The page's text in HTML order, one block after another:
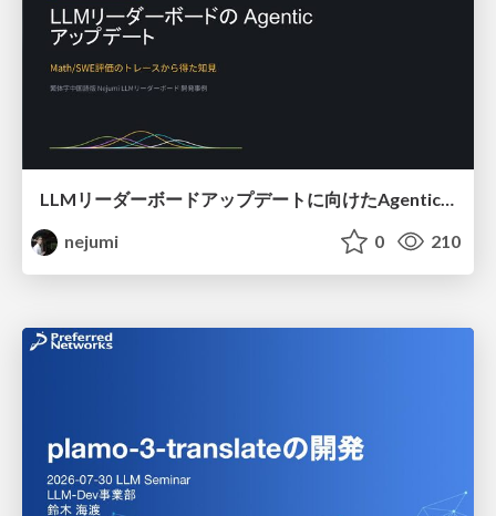
LLMリーダーボードアップデートに向けたAgentic Math_SWEのトレースについて
nejumi
0 210